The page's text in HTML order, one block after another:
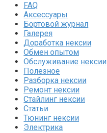
FAQ
Аксессуары
Бортовой журнал
Галерея
Доработка нексии
Обмен опытом
Обслуживание нексии
Полезное
Разборка нексии
Ремонт нексии
Стайлинг нексии
Статьи
Тюнинг нексии
Электрика